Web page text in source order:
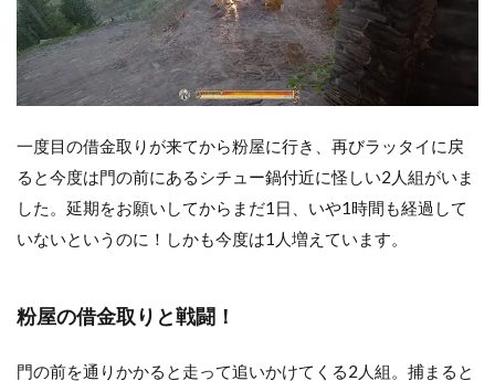
一度目の借金取りが来てから粉屋に行き、再びラッタイに戻
ると今度は門の前にあるシチュー鍋付近に怪しい2人組がいま
した。延期をお願いしてからまだ1日、いや1時間も経過して
いないというのに！しかも今度は1人増えています。
粉屋の借金取りと戦闘！
門の前を通りかかると走って追いかけてくる2人組。捕まると